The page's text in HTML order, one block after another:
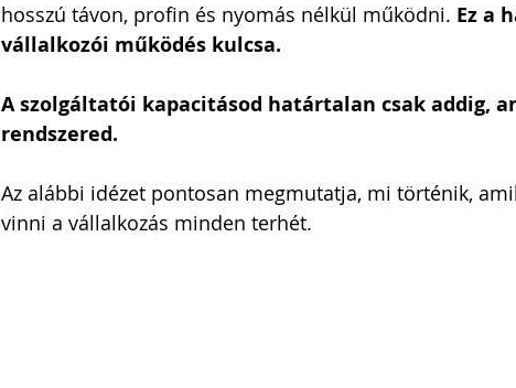
hosszú távon, profin és nyomás nélkül működni. Ez a
vállalkozói működés kulcsa.
A szolgáltatói kapacitásod határtalan csak addig,
rendszered.
Az alábbi idézet pontosan megmutatja, mi történik,
vinni a vállalkozás minden terhét.